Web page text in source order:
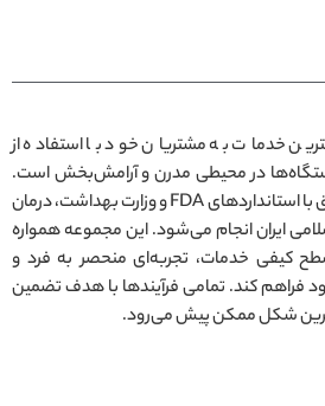
خدمات به مشتریان خود با استفاده از
در محیطی مدرن و آرامش‌بخش است.
تمامی خدمات ارائه‌شده مطابق با استانداردهای FDA و وزارت بهداشت، درمان
ایران انجام می‌شود. این مجموعه همواره
کیفی خدمات، تجربه‌ای منحصر به فرد و
فراهم کند. تمامی فرآیندها با هدف تضمین
شکل ممکن پیش می‌رود.